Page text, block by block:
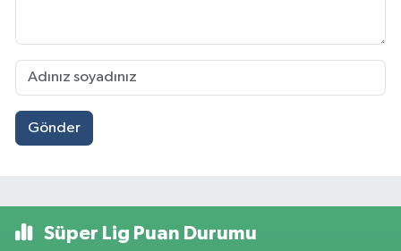
Gönder
Süper Lig Puan Durumu